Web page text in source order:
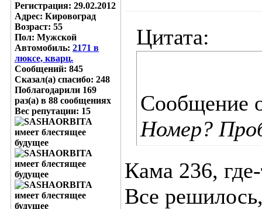
Регистрация: 29.02.2012
Адрес: Кировоград
Возраст: 55
Пол: Мужской
Автомобиль: 2171 в
люксе, кварц.
Сообщений: 845
Сказал(а) спасибо: 248
Поблагодарили 169
раз(а) в 88 сообщениях
Вес репутации: 15
Цитата:
Сообщение
Номер?
Кама 236,
Все